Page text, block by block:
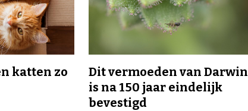
katten zo
Dit vermoeden van Darwin
is na 150 jaar eindelijk
bevestigd